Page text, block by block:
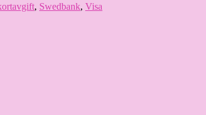
, Swedbank, Visa